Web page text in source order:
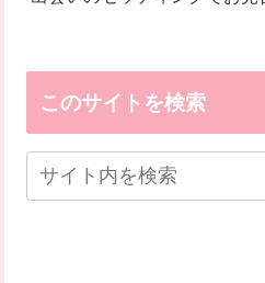
このサイトを検索